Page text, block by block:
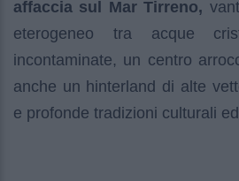
affaccia sul Mar Tirreno,
eterogeneo tra acque
incontaminate, un centro
anche un hinterland di alte
e profonde tradizioni culturali